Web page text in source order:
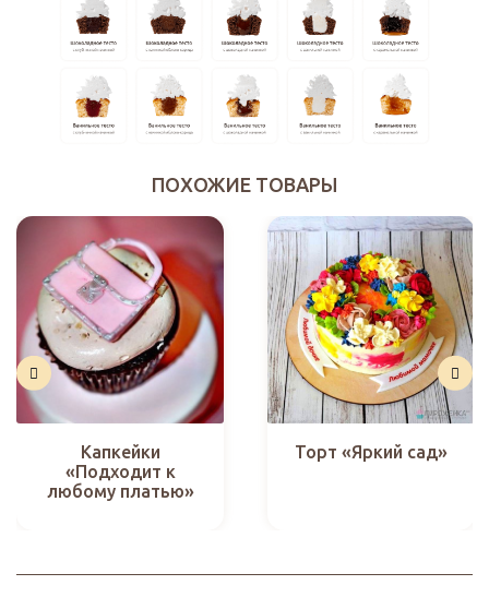
ПОХОЖИЕ ТОВАРЫ
Капкейки
«Подходит к
любому платью»
Торт «Яркий сад»